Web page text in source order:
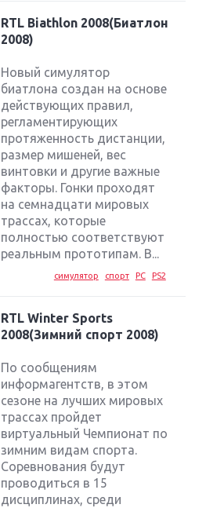
RTL Biathlon 2008(Биатлон
2008)
Новый симулятор
биатлона создан на основе
действующих правил,
регламентирующих
протяженность дистанции,
размер мишеней, вес
винтовки и другие важные
факторы. Гонки проходят
на семнадцати мировых
трассах, которые
полностью соответствуют
реальным прототипам. В...
симулятор спорт PC PS2
RTL Winter Sports
2008(Зимний спорт 2008)
По сообщениям
информагентств, в этом
сезоне на лучших мировых
трассах пройдет
виртуальный Чемпионат по
зимним видам спорта.
Соревнования будут
проводиться в 15
дисциплинах, среди